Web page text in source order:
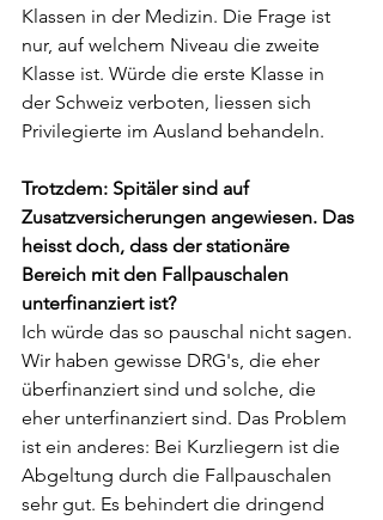
Klassen in der Medizin. Die Frage ist
nur, auf welchem Niveau die zweite
Klasse ist. Würde die erste Klasse in
der Schweiz verboten, liessen sich
Privilegierte im Ausland behandeln.
Trotzdem: Spitäler sind auf
Zusatzversicherungen angewiesen. Das
heisst doch, dass der stationäre
Bereich mit den Fallpauschalen
unterfinanziert ist?
Ich würde das so pauschal nicht sagen.
Wir haben gewisse DRG's, die eher
überfinanziert sind und solche, die
eher unterfinanziert sind. Das Problem
ist ein anderes: Bei Kurzliegern ist die
Abgeltung durch die Fallpauschalen
sehr gut. Es behindert die dringend